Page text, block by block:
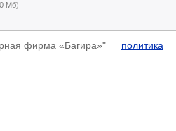
Мб)
фирма «Багира»" политика